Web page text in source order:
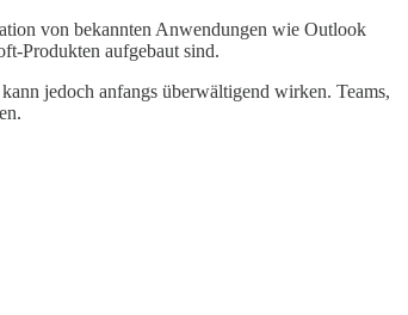
von bekannten Anwendungen wie Outlook
Produkten aufgebaut sind.
jedoch anfangs überwältigend wirken. Teams,